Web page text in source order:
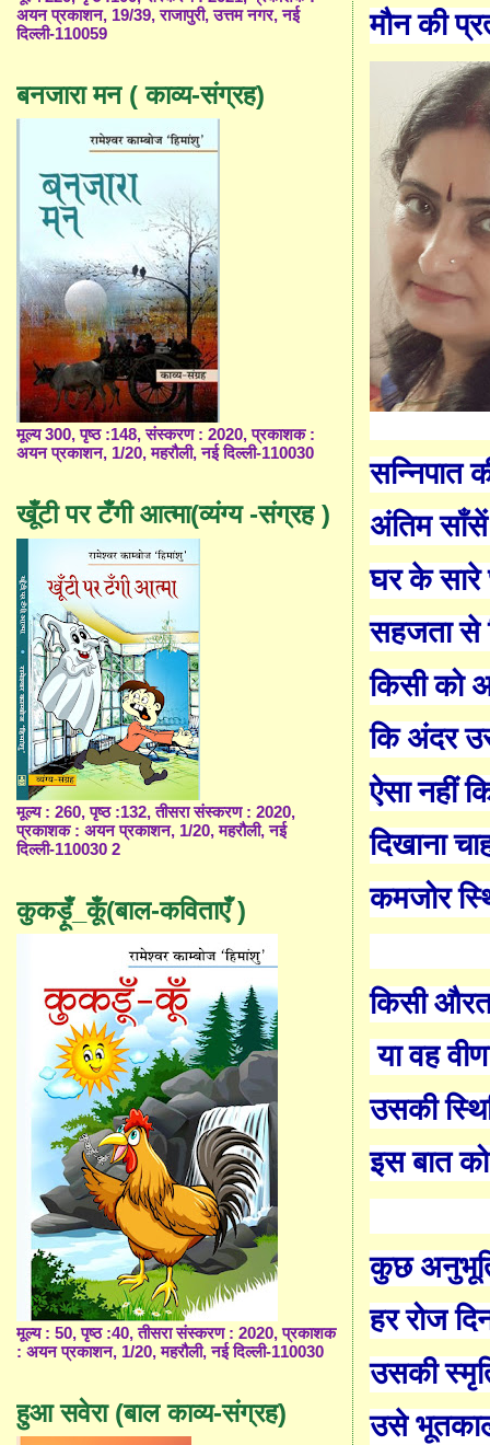
मौन की
सन्निपात
अंतिमसाँसें
घर के सारे
सहजता से
किसी को
कि अंदर
ऐसा नहीं
दिखाना
कमजोर
किसी औरत
या वह
उसकी
इस बात
कुछ
हर रोज
उसकी
उसे
अयन प्रकाशन, 19/39, राजापुरी, उत्तम नगर, नई
दिल्ली-110059
बनजारा मन ( काव्य-संग्रह)
मूल्य 300, पृष्ठ :148, संस्करण : 2020, प्रकाशक :
अयन प्रकाशन, 1/20, महरौली, नई दिल्ली-110030
खूँटी पर टँगी आत्मा(व्यंग्य -संग्रह )
मूल्य : 260, पृष्ठ :132, तीसरा संस्करण : 2020,
प्रकाशक : अयन प्रकाशन, 1/20, महरौली, नई
दिल्ली-110030 2
कुकड़ूँ_कूँ(बाल-कविताएँ )
मूल्य : 50, पृष्ठ :40, तीसरा संस्करण : 2020, प्रकाशक
: अयन प्रकाशन, 1/20, महरौली, नई दिल्ली-110030
हुआ सवेरा (बाल काव्य-संग्रह)